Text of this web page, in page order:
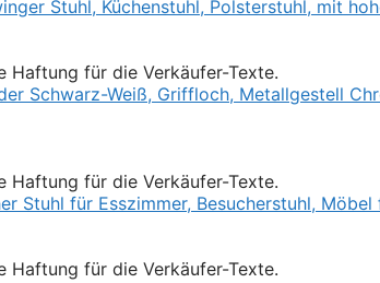
Haftung für die Verkäufer-Texte.
Haftung für die Verkäufer-Texte.
Haftung für die Verkäufer-Texte.